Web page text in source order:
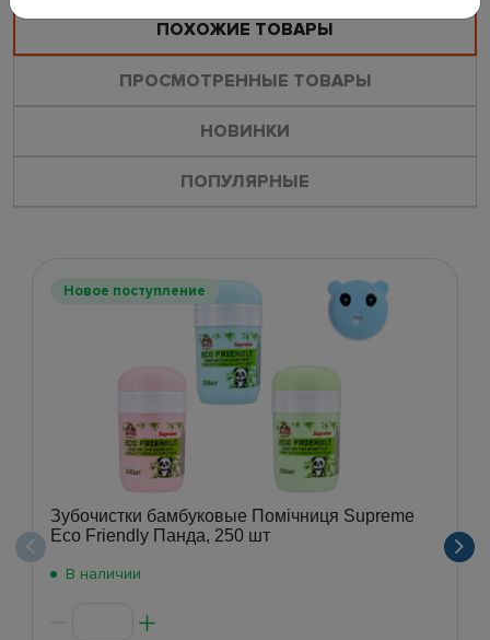
ПОХОЖИЕ ТОВАРЫ
ПРОСМОТРЕННЫЕ ТОВАРЫ
НОВИНКИ
ПОПУЛЯРНЫЕ
Новое поступление
Зубочистки бамбуковые Помічниця Supreme
Eco Friendly Панда, 250 шт
В наличии